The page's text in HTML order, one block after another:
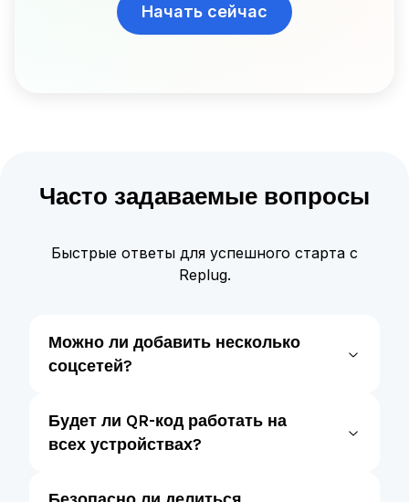
Начать сейчас
Часто задаваемые вопросы
Быстрые ответы для успешного старта с
Replug.
Можно ли добавить несколько
соцсетей?
Будет ли QR-код работать на
всех устройствах?